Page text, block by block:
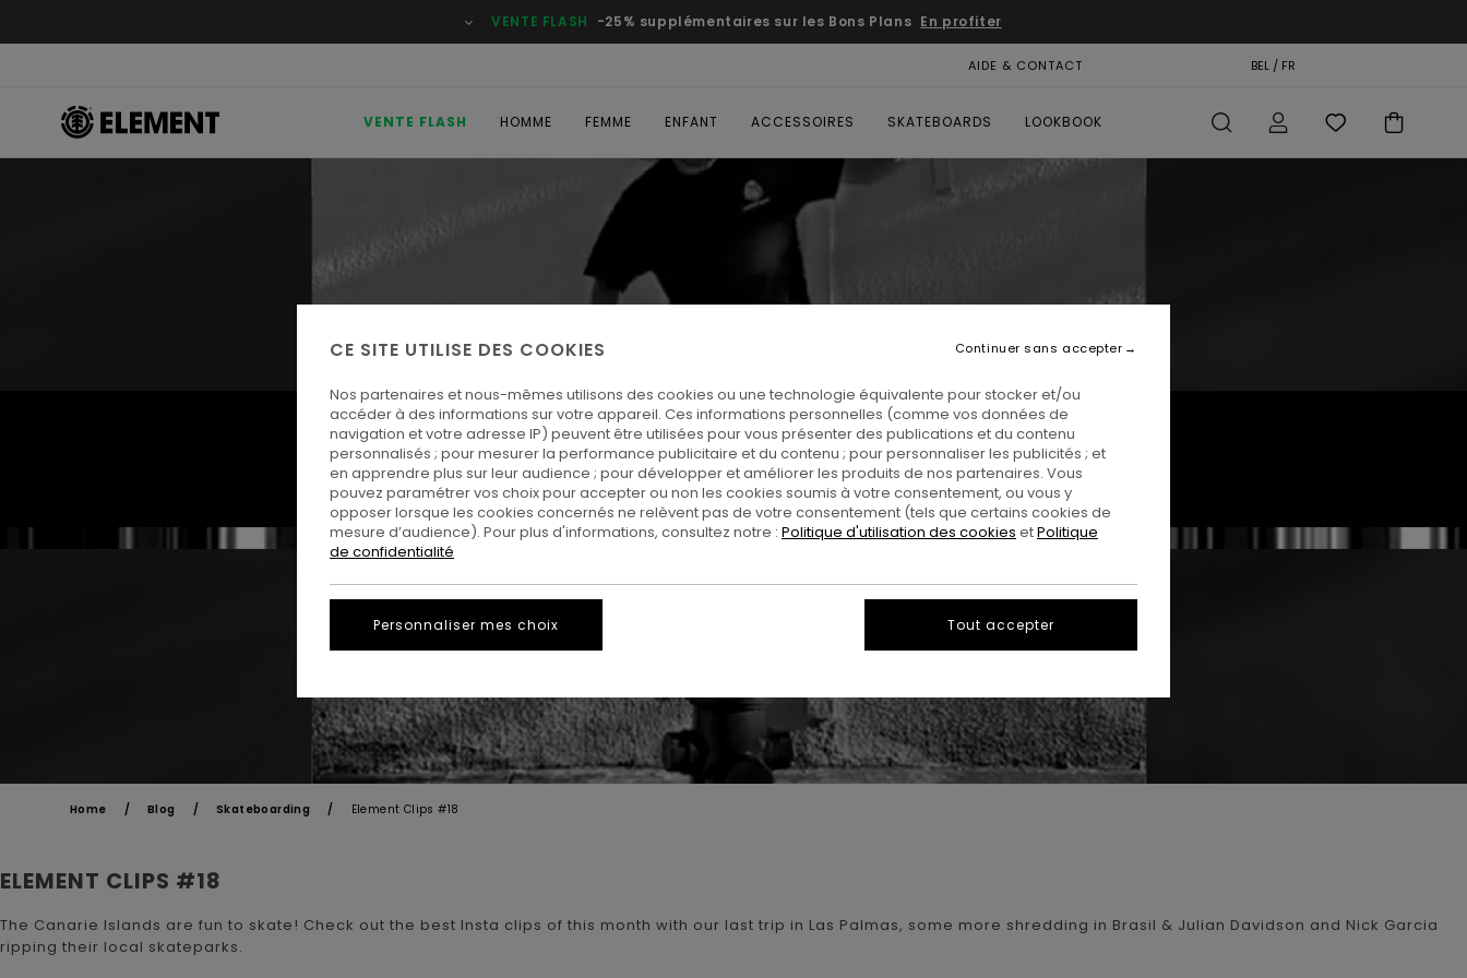
VENTE FLASH -25% supplémentaires sur les Bons Plans En profiter
AIDE & CONTACT BEL / FR
VENTE FLASH HOMME FEMME ENFANT ACCESSOIRES SKATEBOARDS LOOKBOOK
Home Blog Skateboarding Element Clips #18
ELEMENT CLIPS #18
The Canarie Islands are fun to skate! Check out the best Insta clips of this month with our last trip in Las Palmas, some more shredding in Brasil & Julian Davidson and Nick Garcia
ripping their local skateparks.
CE SITE UTILISE DES COOKIES
Nos partenaires et nous-mêmes utilisons des cookies ou une technologie équivalente pour stocker et/ou
accéder à des informations sur votre appareil. Ces informations personnelles (comme vos données de
navigation et votre adresse IP) peuvent être utilisées pour vous présenter des publications et du contenu
personnalisés ; pour mesurer la performance publicitaire et du contenu ; pour personnaliser les publicités ; et
en apprendre plus sur leur audience ; pour développer et améliorer les produits de nos partenaires. Vous
pouvez paramétrer vos choix pour accepter ou non les cookies soumis à votre consentement, ou vous y
opposer lorsque les cookies concernés ne relèvent pas de votre consentement (tels que certains cookies de
mesure d’audience). Pour plus d'informations, consultez notre : Politique d'utilisation des cookies etPolitique
de confidentialité
Personnaliser mes choix
Continuer sans accepter
Tout accepter